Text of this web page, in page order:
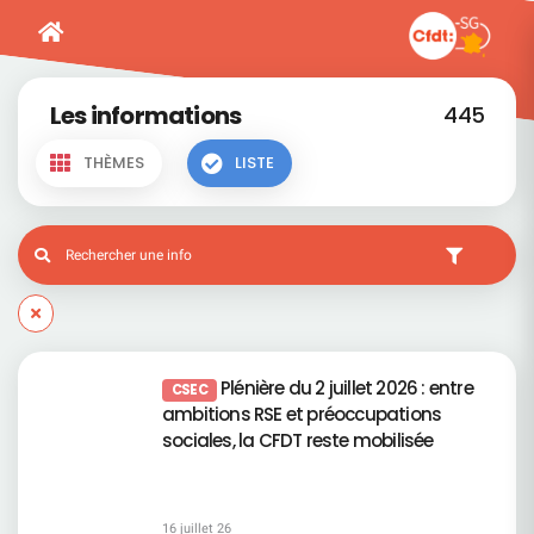
Les informations 445
THÈMES LISTE
CSEC Plénière du 2 juillet 2026 : entre
ambitions RSE et préoccupations
sociales, la CFDT reste mobilisée
16 juillet 26